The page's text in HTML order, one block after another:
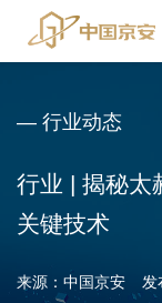
— 行业动态
行业 | 揭秘太
关键技术
来源：中国京安 发